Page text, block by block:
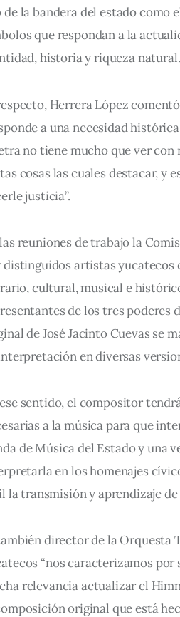
de la bandera del estado
que respondan a la
historia y riqueza natural.
Herrera López
a una necesidad
no tiene mucho que ver
cosas las cuales destacar, y
justicia”.
reuniones de trabajo la
distinguidos artistas
cultural, musical e
de los tres poderes
de José Jacinto Cuevas se
en diversas
sentido, el compositor
a la música para que
de Música del Estado y una
en los homenajes
la transmisión y aprendizaje de
director de la Orquesta
“nos caracterizamos
relevancia actualizar el
original que está